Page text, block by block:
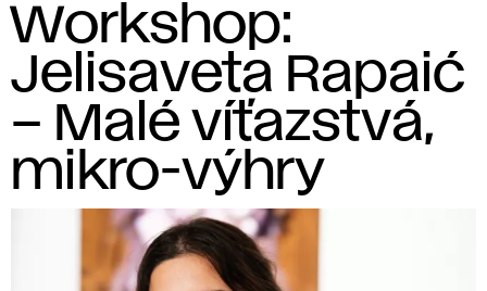
Workshop:
Jelisaveta Rapaić
– Malé víťazstvá,
mikro-výhry